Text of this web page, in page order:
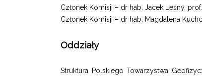
Członek Komisji – dr hab. Jacek Leśny,
Członek Komisji – dr hab. Magdalena
Oddziały
Struktura Polskiego Towarzystwa